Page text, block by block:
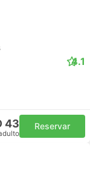
4.1
43 Reservar